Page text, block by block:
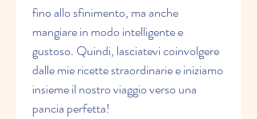
fino allo sfinimento, ma anche
mangiare in modo intelligente e
gustoso. Quindi, lasciatevi coinvolgere
dalle mie ricette straordinarie e iniziamo
insieme il nostro viaggio verso una
pancia perfetta!